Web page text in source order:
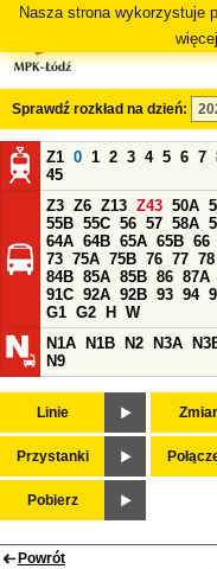
Nasza strona wykorzystuje
Sprawdź rozkład na dzień:
Z1 0 1 2 3 4 5 6 7
45
Z3 Z6 Z13 Z43 50A
55B 55C 56 57 58A
64A 64B 65A 65B 66
73 75A 75B 76 77 78
84B 85A 85B 86 87A
91C 92A 92B 93 94
G1 G2 H
W
N1A
N1B N2 N3A
N9
Linie
Przystanki
Pobierz
Powrót